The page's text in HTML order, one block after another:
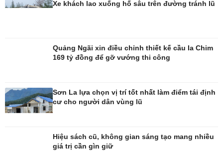
Xe khách lao xuống hố sâu trên đường tránh lũ
Quảng Ngãi xin điều chỉnh thiết kế cầu Ia Chim
169 tỷ đồng để gỡ vướng thi công
Sơn La lựa chọn vị trí tốt nhất làm điểm tái định
cư cho người dân vùng lũ
Hiệu sách cũ, không gian sáng tạo mang nhiều
giá trị cần gìn giữ